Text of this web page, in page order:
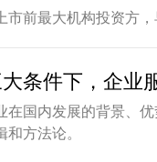
市前最大机构投资方，
条件下，企业
在国内发展的背景、
方法论。